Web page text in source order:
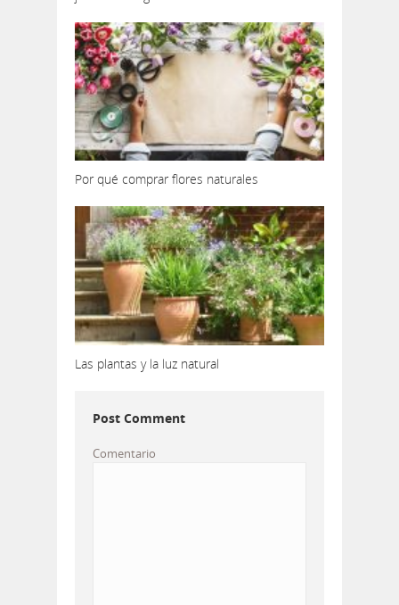
Por qué comprar flores naturales
Las plantas y la luz natural
Post Comment
Comentario